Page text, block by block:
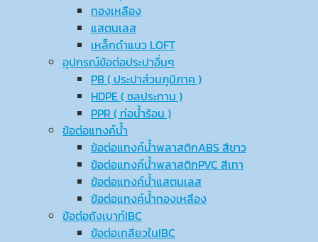
ทองเหลือง
แสตนเลส
เหล็กดำแนว LOFT
อุปกรณ์ข้อต่อประปาอื่นๆ
PB ( ประปาส่วนภูมิภาค )
HDPE ( ชลประทาน )
PPR ( ท่อน้ำร้อน )
ข้อต่อแทงค์น้ำ
ข้อต่อแทงค์น้ำพลาสติกABS สีขาว
ข้อต่อแทงค์น้ำพลาสติกPVC สีเทา
ข้อต่อแทงค์น้ำแสตนเลส
ข้อต่อแทงค์น้ำทองเหลือง
ข้อต่อถังเบาท์IBC
ข้อต่อเกลียวในIBC